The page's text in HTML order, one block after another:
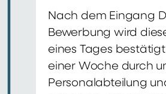
Nach dem Eingang
Bewerbung wird
eines Tages
einer Woche durch
Personalabteilung